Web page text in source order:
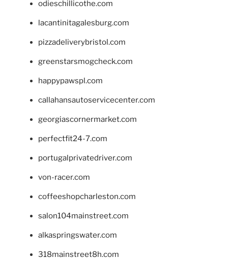
odieschillicothe.com
lacantinitagalesburg.com
pizzadeliverybristol.com
greenstarsmogcheck.com
happypawspl.com
callahansautoservicecenter.com
georgiascornermarket.com
perfectfit24-7.com
portugalprivatedriver.com
von-racer.com
coffeeshopcharleston.com
salon104mainstreet.com
alkaspringswater.com
318mainstreet8h.com